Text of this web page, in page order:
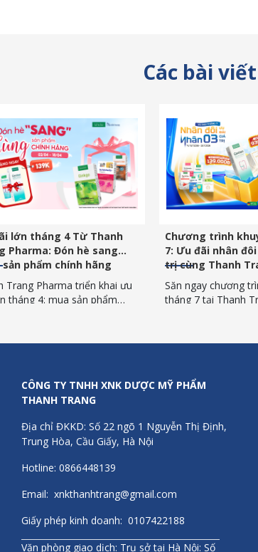
Các bài
Chương trình khuyến mãi tháng
7: Ưu đãi nhân đôi - Nhân 03 giá
trị cùng Thanh Trang Pharma
Săn ngay chương trình khuyến mãi
tháng 7 tại Thanh Trang Pharma
Bernhard Đức. Quà tặng lên đến
Ưu đãi lớn
Trang
Đón bão ưu
Thanh Trang
Sanct
CÔNG TY TNHH XNK DƯỢC MỸ PHẨM
THANH TRANG
Địa chỉ ĐKKD: Số 22 ngõ 1 Nguyễn Thị Định,
Trung Hòa, Cầu Giấy, Hà Nội
Hotline: 0866448139
Email: xnkthanhtrang@gmail.com
Giấy phép kinh doanh: 0107422188
Văn phòng giao dịch: Trụ sở tại Hà Nội: Số